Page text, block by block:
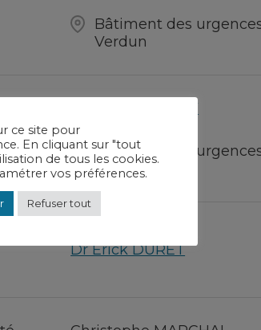
Bâtiment des
Verdun
03 29 83 27 57
Bâtiment des
Verdun
Dr Érick DURET
ce site pour
En cliquant sur "tout
de tous les cookies.
vos préférences.
Refuser tout